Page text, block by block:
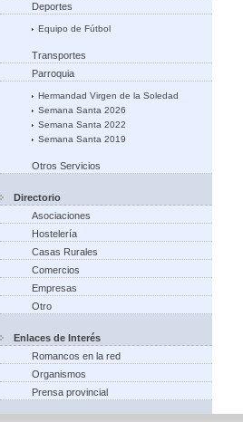
Deportes
Equipo de Fútbol
Transportes
Parroquia
Hermandad Virgen de la Soledad
Semana Santa 2026
Semana Santa 2022
Semana Santa 2019
Otros Servicios
Directorio
Asociaciones
Hostelería
Casas Rurales
Comercios
Empresas
Otro
Enlaces de Interés
Romancos en la red
Organismos
Prensa provincial